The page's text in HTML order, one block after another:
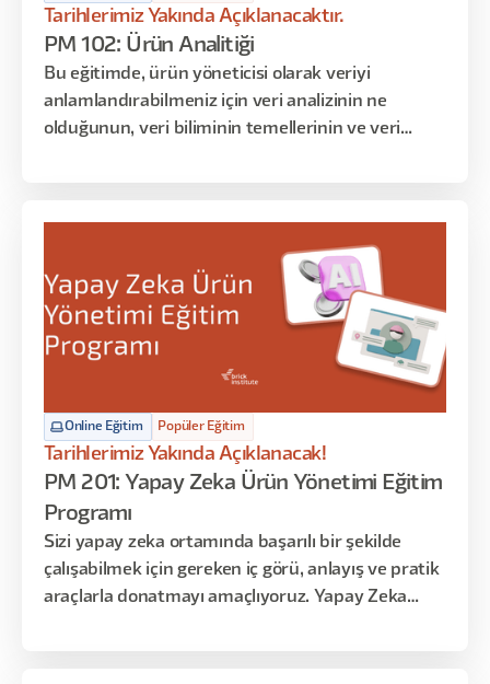
Tarihlerimiz Yakında Açıklanacaktır.
PM 102: Ürün Analitiği
Bu eğitimde, ürün yöneticisi olarak veriyi
anlamlandırabilmeniz için veri analizinin ne
olduğunun, veri biliminin temellerinin ve veri
Online Eğitim Popüler Eğitim
Tarihlerimiz Yakında Açıklanacak!
PM 201: Yapay Zeka Ürün Yönetimi Eğitim
Programı
Sizi yapay zeka ortamında başarılı bir şekilde
çalışabilmek için gereken iç görü, anlayış ve pratik
araçlarla donatmayı amaçlıyoruz. Yapay Zeka